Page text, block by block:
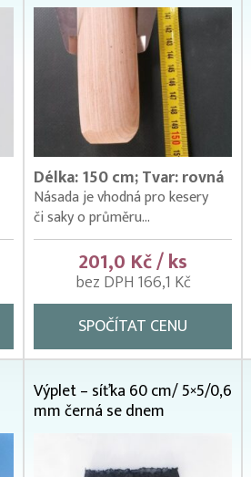
Délka: 150 cm; Tvar: rovná
Násada je vhodná pro kesery
či saky o průměru...
201,0 Kč / ks
bez DPH 166,1 Kč
SPOČÍTAT CENU
Výplet – síťka 60 cm/ 5×5/0,6
mm černá se dnem